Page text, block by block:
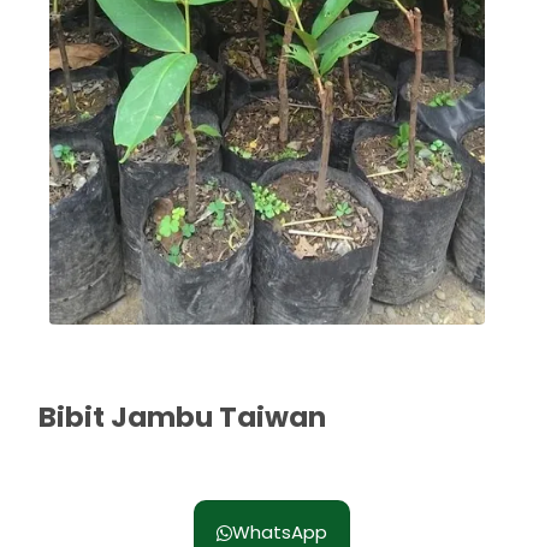
Bibit Jambu Taiwan
WhatsApp